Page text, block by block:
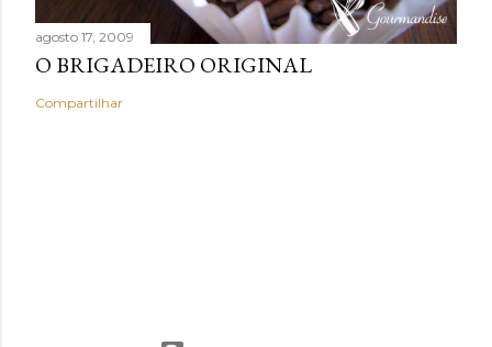
agosto 17, 2009
O BRIGADEIRO ORIGINAL
Compartilhar